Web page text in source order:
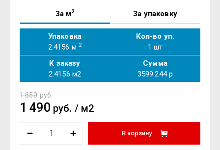
За м2 За упаковку
Упаковка
2.4156 м 2
Кол-во уп.
1 шт
К заказу
2.4156 м2
Сумма
3599.244р
1 650 руб.
1 490 руб. / м2
В корзину